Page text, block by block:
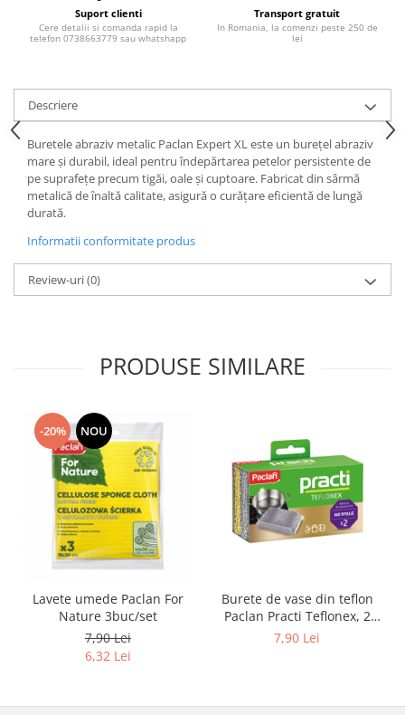
Produse pentru epilare
Produse pentru protectie solara
Accesorii ingrijire corp
Machiaj
Mascara
Creion si tus ochi
Ruj si creion buze
Aplicatoare si pensule machiaj
Accesorii machiaj
Igiena dentara
Adeziv dentar si ingrijire proteza
Igiena intima
Tampoane si absorbante
Geluri si deodorante igiena intima
Produse manichiura & pedichiura
Oja si lac de unghii
Accesorii manichiura & pedichiura
Scutece adulti
Seturi cadou
Suport clienti
Cere detalii si comanda rapid la
telefon 0738663779 sau whatshapp
Transport gratuit
In Romania, la comenzi peste 250 de
lei
Descriere
Buretele abraziv metalic Paclan Expert XL este un burețel abraziv
mare și durabil, ideal pentru îndepărtarea petelor persistente de
pe suprafețe precum tigăi, oale și cuptoare. Fabricat din sârmă
metalică de înaltă calitate, asigură o curățare eficientă de lungă
durată.
Informatii conformitate produs
Review-uri(0)
PRODUSE SIMILARE
-20% NOU
Lavete umede Paclan For
Nature 3buc/set
7,90 Lei
6,32 Lei
Burete de vase din teflon
Paclan Practi Teflonex, 2
buc
7,90 Lei